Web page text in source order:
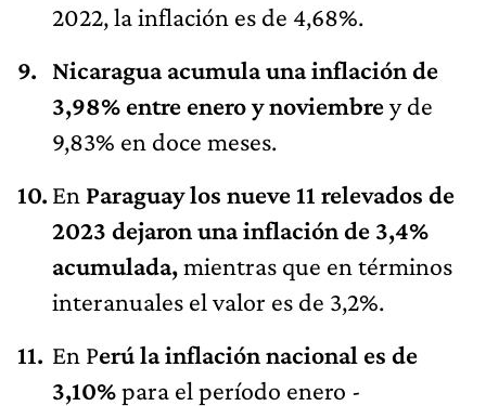
2022, la inflación es de 4,68%.
Nicaragua acumula una inflación de
3,98% entre enero y noviembrey de
9,83% en doce meses.
En Paraguay los nueve 11 relevados de
2023 dejaron una inflación de 3,4%
acumulada,mientras que en términos
interanuales el valor es de 3,2%.
En Perú la inflación nacional es de
3,10%para el período enero -